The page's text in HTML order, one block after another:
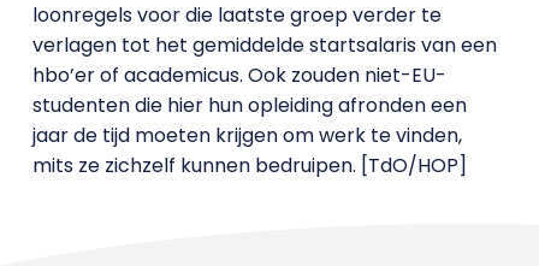
loonregels voor die laatste groep verder te
verlagen tot het gemiddelde startsalaris van een
hbo’er of academicus. Ook zouden niet-EU-
studenten die hier hun opleiding afronden een
jaar de tijd moeten krijgen om werk te vinden,
mits ze zichzelf kunnen bedruipen. [TdO/HOP]